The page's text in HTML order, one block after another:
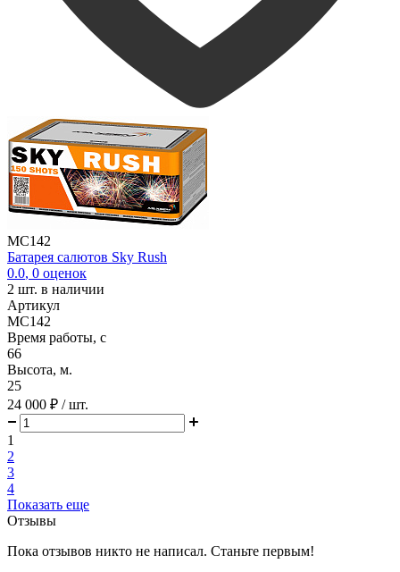
MC142
Батарея салютов Sky Rush
0.0, 0 оценок
2 шт. в наличии
Артикул
MC142
Время работы, с
66
Высота, м.
25
24 000 ₽ / шт.
1
2
3
4
Показать еще
Отзывы
Пока отзывов никто не написал. Станьте первым!